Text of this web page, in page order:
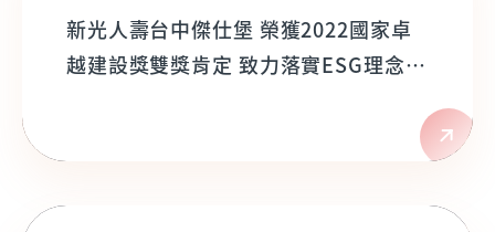
新光人壽台中傑仕堡 榮獲2022國家卓
越建設獎雙獎肯定 致力落實ESG理念